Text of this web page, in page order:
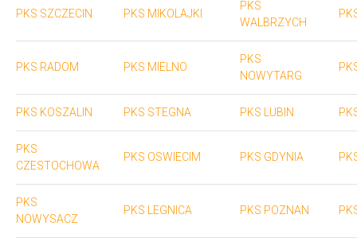
PKS SZCZECIN PKS MIKOLAJKI
PKS
WALBRZYCH
PKS RADOM PKS MIELNO
PKS
NOWYTARG
PKS KOSZALIN PKS STEGNA PKS LUBIN
PKS
CZESTOCHOWA
PKS OSWIECIM PKS GDYNIA
PKS
NOWYSACZ
PKS LEGNICA PKS POZNAN